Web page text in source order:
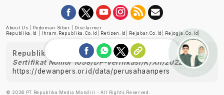
About Us Pedoman Siber
Disclaimer
Republika.id
Ihram.republika.co.id Retizen.id Rejabar.co.id Rejogja.co.id
Republika telah diverifikasi oleh Dewan Pers
Sertifikat Nomor 1058/DP-Verifikasi/K/XII/2022
https://dewanpers.or.id/data/perusahaanpers
© 2026 PT Republika Media Mandiri - All Rights Reserved.